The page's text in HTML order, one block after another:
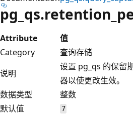
Attribute
值
Category
查询存储
说明
设置 pg_qs 的保留
器以使更改生效。
数据类型
整数
默认值
7